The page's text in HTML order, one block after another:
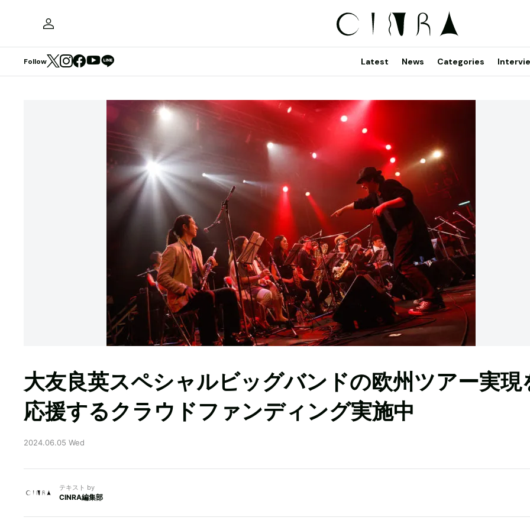
Follow Latest News Categories
大友良英スペシャルビッグバンドの欧州ツアー実現
応援するクラウドファンディング実施中
2024.06.05 Wed
テキスト by
CINRA編集部